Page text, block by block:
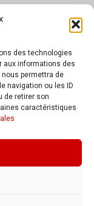
des technologies
aux informations des
permettra de
navigation ou les ID
de retirer son
caractéristiques
chaleur
: les arrêts
added any widgets of
in the WordPress